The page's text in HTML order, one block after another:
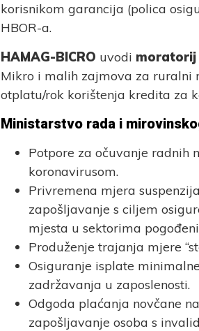
korisnikom garancija (polica
HBOR-a.
HAMAG-BICRO uvodi moratorij
Mikro i malih zajmova za ruralni
otplatu/rok korištenja kredita za
Ministarstvo rada i
Potpore za očuvanje radnih
koronavirusom.
Privremena mjera
zapošljavanje s ciljem
mjesta u sektorima
Produženje trajanja mjere
Osiguranje isplate
zadržavanja u zaposlenosti.
Odgoda plaćanja novčane
zapošljavanje osoba s